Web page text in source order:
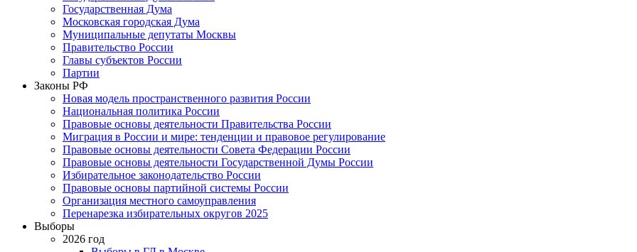
Государственная Дума
Московская городская Дума
Муниципальные депутаты Москвы
Правительство России
Главы субъектов России
Партии
Законы РФ
Новая модель пространственного развития России
Национальная политика России
Правовые основы деятельности Правительства России
Миграция в России и мире: тенденции и правовое регулирование
Правовые основы деятельности Совета Федерации России
Правовые основы деятельности Государственной Думы России
Избирательное законодательство России
Правовые основы партийной системы России
Организация местного самоуправления
Перенарезка избирательных округов 2025
Выборы
2026 год